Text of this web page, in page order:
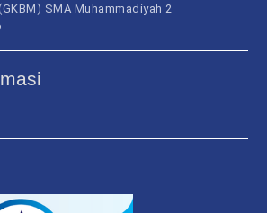
SMA Muhammadiyah 2